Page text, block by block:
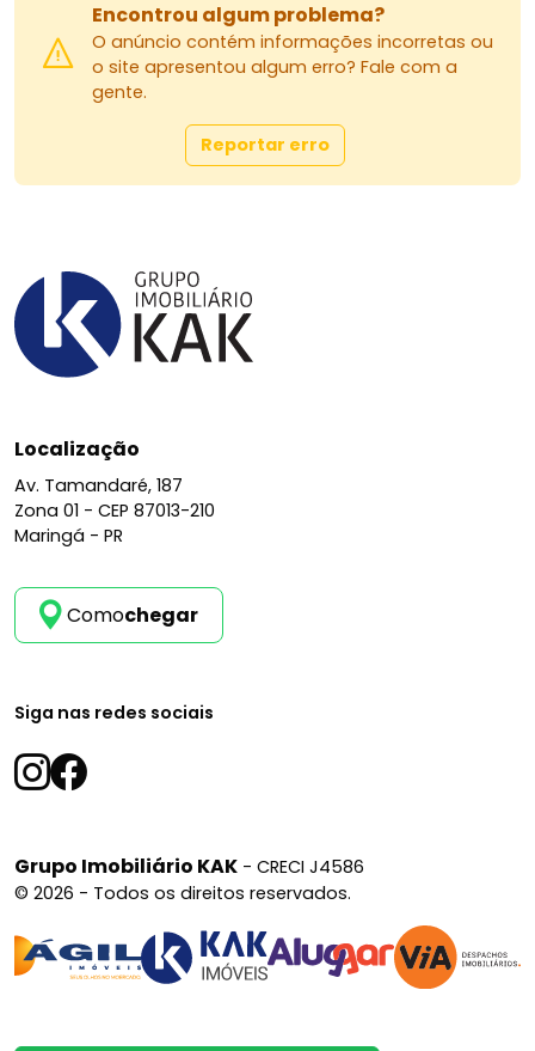
Encontrou algum problema?
O anúncio contém informações incorretas ou
o site apresentou algum erro? Fale com a
gente.
Reportar erro
Localização
Av. Tamandaré, 187
Zona 01 - CEP 87013-210
Maringá - PR
Comochegar
Siga nas redes sociais
Grupo Imobiliário KAK - CRECI J4586
© 2026 - Todos os direitos reservados.